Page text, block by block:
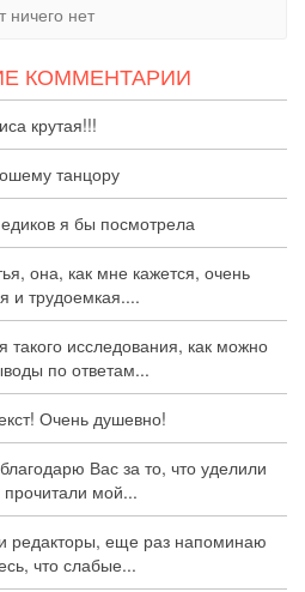
ничего нет
КОММЕНТАРИИ
крутая!!!
танцору
я бы посмотрела
она, как мне кажется, очень
и трудоемкая....
исследования, как можно
по ответам...
Очень душевно!
Вас за то, что уделили
мой...
редакторы, еще раз напоминаю
что слабые...